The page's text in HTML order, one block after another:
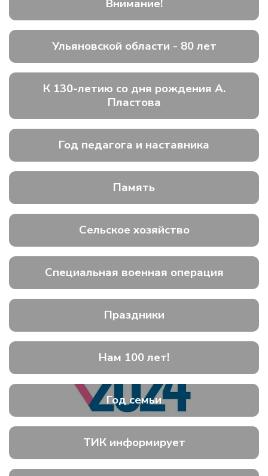
Внимание!
Ульяновской области - 80 лет
К 130-летию со дня рождения А.
Пластова
Год педагога и наставника
Память
Сельское хозяйство
Специальная военная операция
Праздники
Нам 100 лет!
Год семьи
ТИК информирует